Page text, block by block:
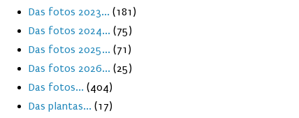
Das fotos 2023... (181)
Das fotos 2024... (75)
Das fotos 2025... (71)
Das fotos 2026... (25)
Das fotos... (404)
Das plantas... (17)